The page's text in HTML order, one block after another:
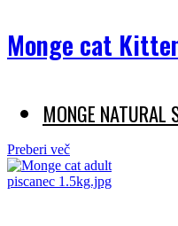
Monge cat
MONGE NATURAL
Preberi več